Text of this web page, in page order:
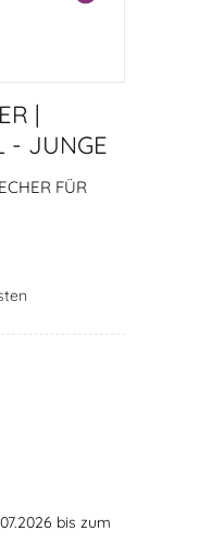
|
- JUNGE
FÜR
bis zum